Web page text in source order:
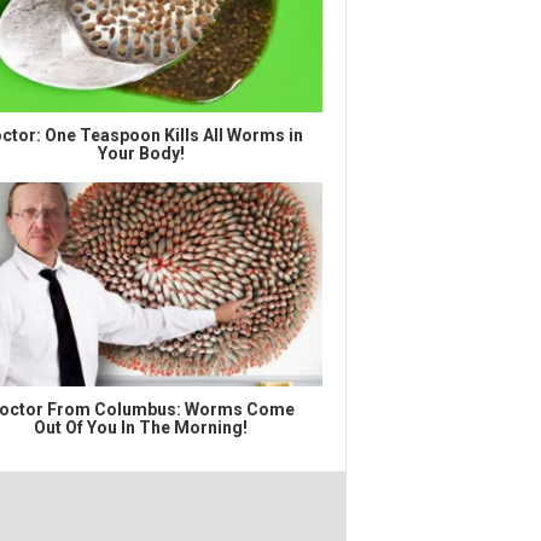
One Teaspoon Kills All Worms in
Your Body!
From Columbus: Worms Come
Out Of You In The Morning!